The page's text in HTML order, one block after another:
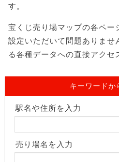
す。
宝くじ売り場マップの各ペー
設定いただいて問題ありませ
る各種データへの直接アクセ
キーワードか
駅名や住所を入力
売り場名を入力